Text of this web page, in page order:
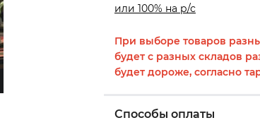
или 100% на р/с
При выборе товаров
будет с разных складов
будет дороже, согласно
Способы оплаты